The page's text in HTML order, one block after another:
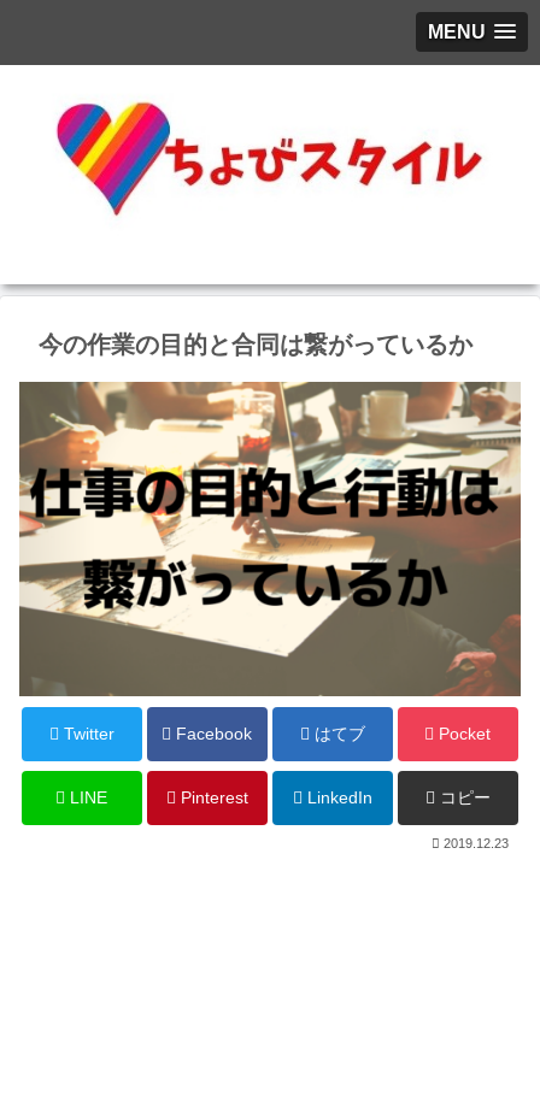
MENU
今の作業の目的と合同は繋がっているか
Twitter Facebook はてブ Pocket
LINE Pinterest LinkedIn コピー
2019.12.23